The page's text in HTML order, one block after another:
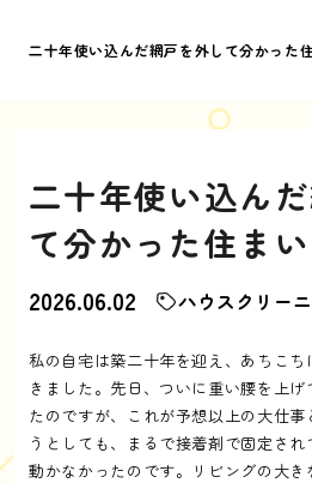
二十年使い込んだ網戸を外して分かった
二十年使い込ん
て分かった住ま
2026.06.02 ハウスクリー
私の自宅は築二十年を迎え、あちこ
きました。先日、ついに重い腰を上
たのですが、これが予想以上の大仕
うとしても、まるで接着剤で固定さ
動かなかったのです。リビングの大